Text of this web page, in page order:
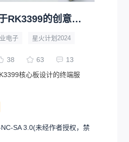
基于RK3399的创意收集终端
电子 星火计划2024
38 63
13
核心板设计的终端服
SA 3.0(未经作者授权，禁